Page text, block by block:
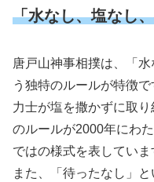
「水なし、塩なし
唐戸山神事相撲は、「
う独特のルールが特徴で
力士が塩を撒かずに取
のルールが2000年にわ
ではの様式を表していま
また、「待ったなし」